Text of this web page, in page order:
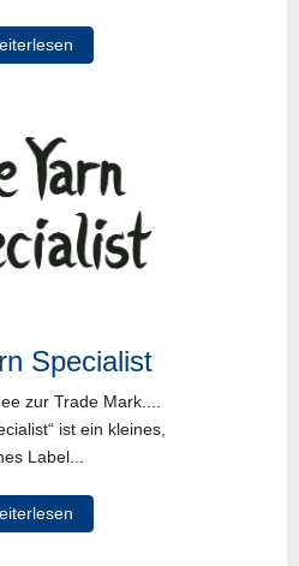
Specialist
zur Trade Mark....
ist ein kleines,
Label...